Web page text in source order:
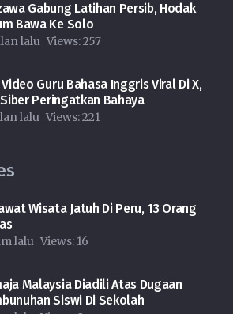
Gabung Latihan Persib, Hodak
Bawa Ke Solo
lalu Views:257
Video Guru Bahasa Inggris Viral Di X,
Peringatkan Bahaya
lalu Views:221
Wisata Jatuh Di Peru, 13 Orang
lalu Views: 16
Malaysia Diadili Atas Dugaan
Siswi Di Sekolah